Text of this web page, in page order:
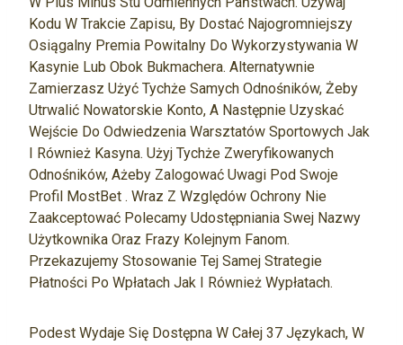
Kodu W Trakcie Zapisu, By Dostać Najogromniejszy
Osiągalny Premia Powitalny Do Wykorzystywania W
Kasynie Lub Obok Bukmachera. Alternatywnie
Zamierzasz Użyć Tychże Samych Odnośników, Żeby
Utrwalić Nowatorskie Konto, A Następnie Uzyskać
Wejście Do Odwiedzenia Warsztatów Sportowych Jak
I Również Kasyna. Użyj Tychże Zweryfikowanych
Odnośników, Ażeby Zalogować Uwagi Pod Swoje
Profil MostBet . Wraz Z Względów Ochrony Nie
Zaakceptować Polecamy Udostępniania Swej Nazwy
Użytkownika Oraz Frazy Kolejnym Fanom.
Przekazujemy Stosowanie Tej Samej Strategie
Płatności Po Wpłatach Jak I Również Wypłatach.
Podest Wydaje Się Dostępna W Całej 37 Językach, W